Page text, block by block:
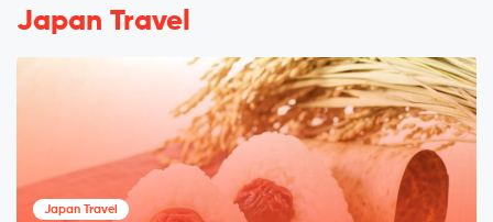
Japan Travel
Japan Travel